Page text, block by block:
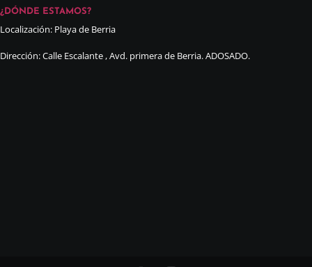
¿DÓNDE ESTAMOS?
Localización: Playa de Berria
Dirección: Calle Escalante , Avd. primera de Berria. ADOSADO.